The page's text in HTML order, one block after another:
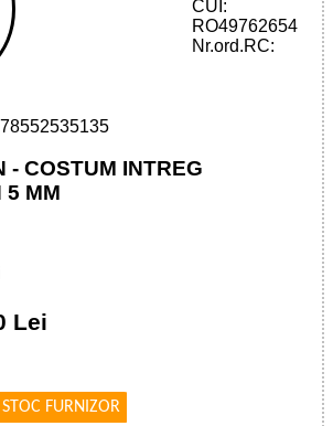
WOMAN -
- COSTUM INTREG
5 MM
Lei
STOC FURNIZOR
CUI:
RO49762654
Nr.ord.RC: